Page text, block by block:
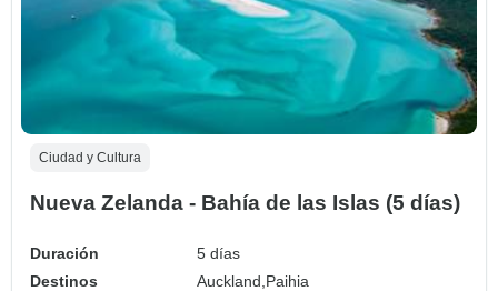
Ciudad y Cultura
Nueva Zelanda - Bahía de las Islas (5 días)
Duración
5 días
Destinos
Auckland, Paihia